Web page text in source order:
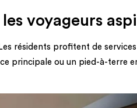
voyageurs
résidents profitent de services
principale ou un pied-à-terre